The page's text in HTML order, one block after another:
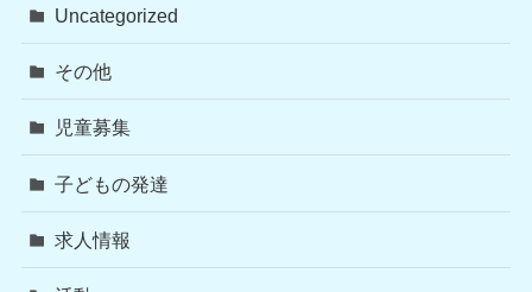
Uncategorized
その他
児童募集
子どもの発達
求人情報